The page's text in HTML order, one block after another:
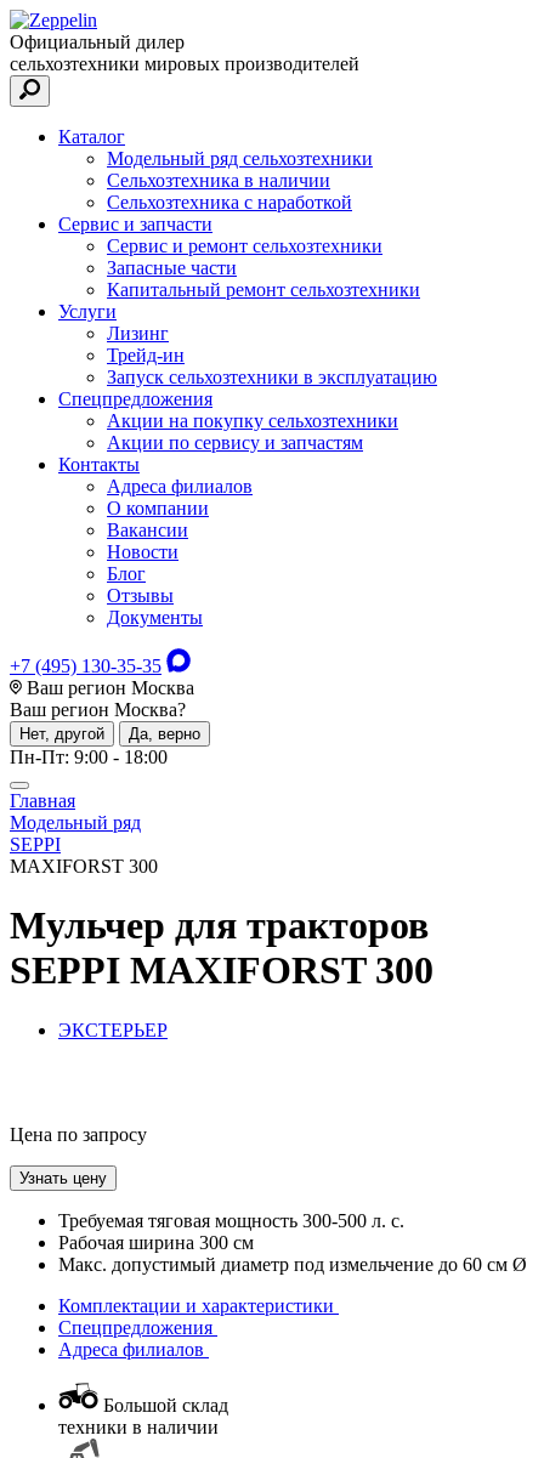
Официальный дилер
сельхозтехники мировых производителей
Каталог
Модельный ряд сельхозтехники
Сельхозтехника в наличии
Сельхозтехника с наработкой
Сервис и запчасти
Сервис и ремонт сельхозтехники
Запасные части
Капитальный ремонт сельхозтехники
Услуги
Лизинг
Трейд-ин
Запуск сельхозтехники в эксплуатацию
Спецпредложения
Акции на покупку сельхозтехники
Акции по сервису и запчастям
Контакты
Адреса филиалов
О компании
Вакансии
Новости
Блог
Отзывы
Документы
+7 (495) 130-35-35
Ваш регион Москва
Ваш регион Москва?
Нет, другой Да, верно
Пн-Пт: 9:00 - 18:00
Главная
Модельный ряд
SEPPI
MAXIFORST 300
Мульчер для тракторов
SEPPI MAXIFORST 300
ЭКСТЕРЬЕР
Цена по запросу
Узнать цену
Требуемая тяговая мощность 300-500 л. с.
Рабочая ширина 300 см
Макc. допустимый диаметр под измельчение до 60 см Ø
Комплектации и характеристики
Спецпредложения
Адреса филиалов
Большой склад
техники в наличии